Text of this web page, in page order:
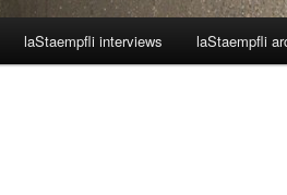
laStaempfli interviews laStaempfli